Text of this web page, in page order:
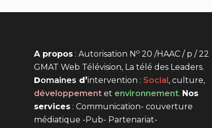
A propos : Autorisation No 20 /HAAC / p / 22
GMAT Web Télévision, La télé des Leaders.
Domaines d’intervention : Social, culture,
développement et environnement. Nos
services : Communication- couverture
médiatique -Pub- Partenariat-